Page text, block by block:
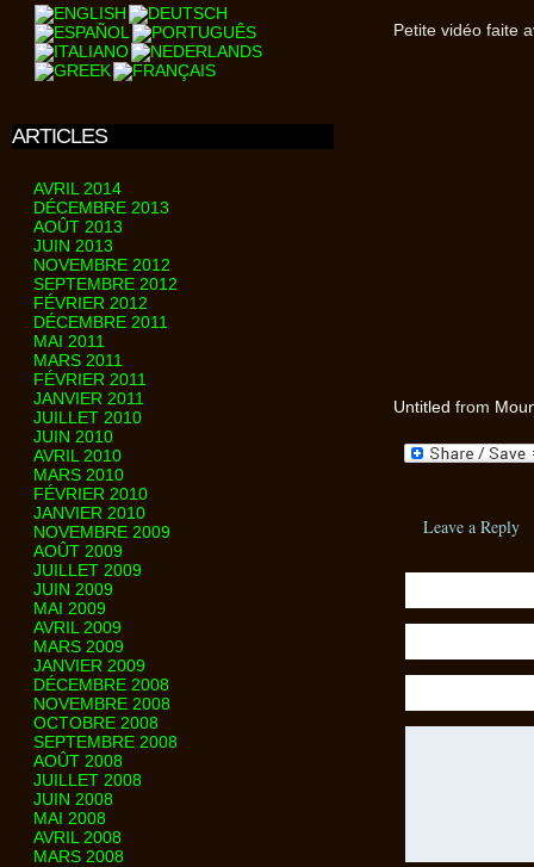
Petite vidéo faite
Untitled from
Leave a Reply
ARTICLES
AVRIL 2014
DÉCEMBRE 2013
AOÛT 2013
JUIN 2013
NOVEMBRE 2012
SEPTEMBRE 2012
FÉVRIER 2012
DÉCEMBRE 2011
MAI 2011
MARS 2011
FÉVRIER 2011
JANVIER 2011
JUILLET 2010
JUIN 2010
AVRIL 2010
MARS 2010
FÉVRIER 2010
JANVIER 2010
NOVEMBRE 2009
AOÛT 2009
JUILLET 2009
JUIN 2009
MAI 2009
AVRIL 2009
MARS 2009
JANVIER 2009
DÉCEMBRE 2008
NOVEMBRE 2008
OCTOBRE 2008
SEPTEMBRE 2008
AOÛT 2008
JUILLET 2008
JUIN 2008
MAI 2008
AVRIL 2008
MARS 2008